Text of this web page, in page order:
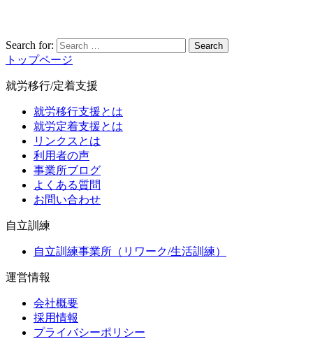
Search for: Search
トップページ
就労移行/定着支援
就労移行支援とは
就労定着支援とは
リンクスとは
利用者の声
事業所ブログ
よくある質問
お問い合わせ
自立訓練
自立訓練事業所（リワーク/生活訓練）
運営情報
会社概要
採用情報
プライバシーポリシー